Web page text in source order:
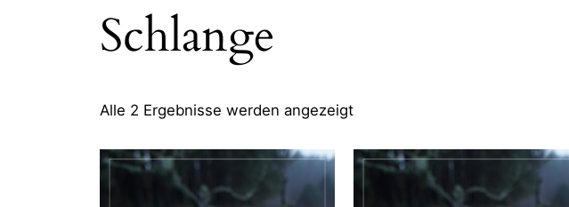
Schlange
Alle 2 Ergebnisse werden angezeigt